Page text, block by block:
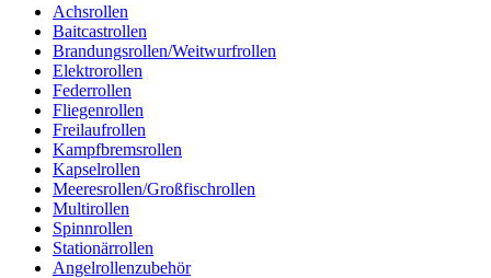
Achsrollen
Baitcastrollen
Brandungsrollen/Weitwurfrollen
Elektrorollen
Federrollen
Fliegenrollen
Freilaufrollen
Kampfbremsrollen
Kapselrollen
Meeresrollen/Großfischrollen
Multirollen
Spinnrollen
Stationärrollen
Angelrollenzubehör